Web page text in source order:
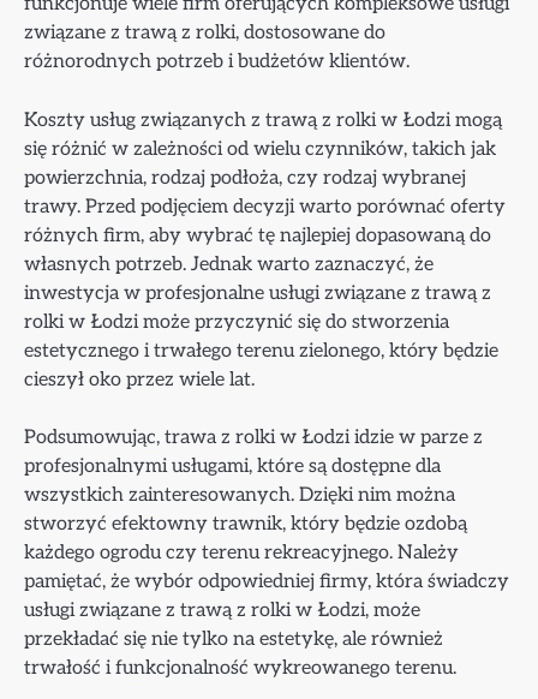
związane z trawą z rolki, dostosowane do
różnorodnych potrzeb i budżetów klientów.
Koszty usług związanych z trawą z rolki w Łodzi mogą
się różnić w zależności od wielu czynników, takich jak
powierzchnia, rodzaj podłoża, czy rodzaj wybranej
trawy. Przed podjęciem decyzji warto porównać oferty
różnych firm, aby wybrać tę najlepiej dopasowaną do
własnych potrzeb. Jednak warto zaznaczyć, że
inwestycja w profesjonalne usługi związane z trawą z
rolki w Łodzi może przyczynić się do stworzenia
estetycznego i trwałego terenu zielonego, który będzie
cieszył oko przez wiele lat.
Podsumowując, trawa z rolki w Łodzi idzie w parze z
profesjonalnymi usługami, które są dostępne dla
wszystkich zainteresowanych. Dzięki nim można
stworzyć efektowny trawnik, który będzie ozdobą
każdego ogrodu czy terenu rekreacyjnego. Należy
pamiętać, że wybór odpowiedniej firmy, która świadczy
usługi związane z trawą z rolki w Łodzi, może
przekładać się nie tylko na estetykę, ale również
trwałość i funkcjonalność wykreowanego terenu.